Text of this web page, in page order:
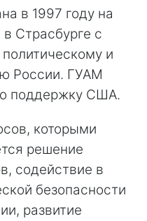
в 1997 году на
Страсбурге с
и
России. ГУАМ
поддержку США.
которыми
решение
содействие в
безопасности
развитие